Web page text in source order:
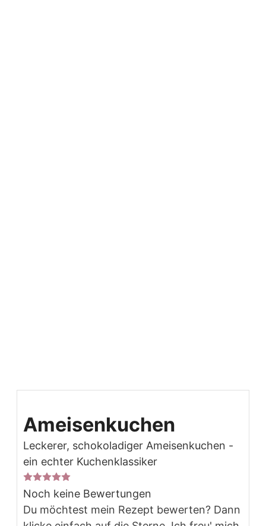
Ameisenkuchen
Leckerer, schokoladiger Ameisenkuchen -
ein echter Kuchenklassiker
Noch keine Bewertungen
Du möchtest mein Rezept bewerten? Dann